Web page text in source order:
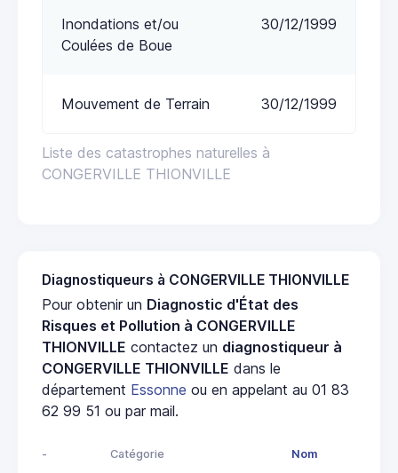
Liste des catastrophes naturelles à
CONGERVILLE THIONVILLE
Inondations et/ou
Coulées de Boue
30/12/1999
Mouvement de Terrain 30/12/1999
Diagnostiqueurs à CONGERVILLE THIONVILLE
Pour obtenir un Diagnostic d'État des
Risques et Pollution à CONGERVILLE
THIONVILLE contactez un diagnostiqueur à
CONGERVILLE THIONVILLE dans le
département Essonne ou en appelant au 01 83
62 99 51 ou par mail.
- Catégorie Nom